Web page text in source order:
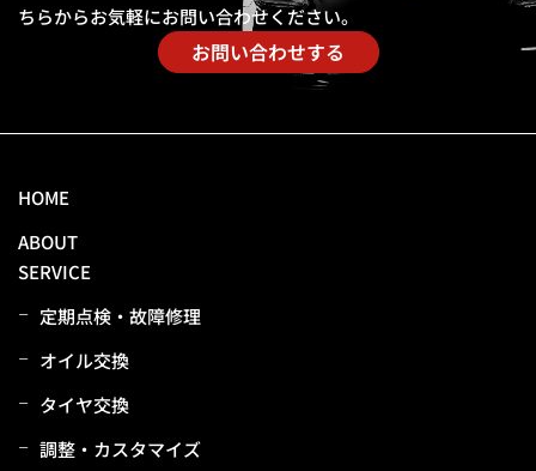
ちらからお気軽にお問い合わせください。
お問い合わせする
HOME
ABOUT
SERVICE
定期点検・故障修理
オイル交換
タイヤ交換
調整・カスタマイズ